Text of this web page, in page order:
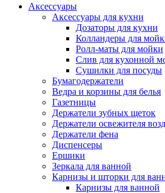
Аксессуары
Аксессуары для кухни
Дозаторы для кухни
Колландеры для
Ролл-маты для мойки
Слив для кухонной
Сушилки для посуды
Бумагодержатели
Ведра и корзины для белья
Газетницы
Держатели зубных щеток
Держатели освежителя
Держатели фена
Диспенсеры
Ершики
Зеркала для ванной
Карнизы и шторки для
Карнизы для ванной